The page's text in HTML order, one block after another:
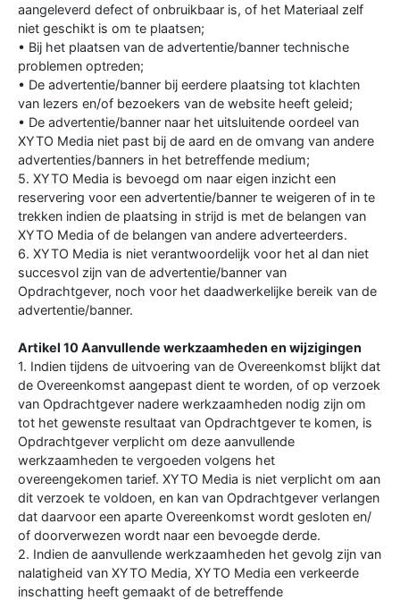
aangeleverd defect of onbruikbaar is, of het Materiaal zelf
niet geschikt is om te plaatsen;
• Bij het plaatsen van de advertentie/banner technische
problemen optreden;
• De advertentie/banner bij eerdere plaatsing tot klachten
van lezers en/of bezoekers van de website heeft geleid;
• De advertentie/banner naar het uitsluitende oordeel van
XYTO Media niet past bij de aard en de omvang van andere
advertenties/banners in het betreffende medium;
5. XYTO Media is bevoegd om naar eigen inzicht een
reservering voor een advertentie/banner te weigeren of in te
trekken indien de plaatsing in strijd is met de belangen van
XYTO Media of de belangen van andere adverteerders.
6. XYTO Media is niet verantwoordelijk voor het al dan niet
succesvol zijn van de advertentie/banner van
Opdrachtgever, noch voor het daadwerkelijke bereik van de
advertentie/banner.
Artikel 10 Aanvullende werkzaamheden en wijzigingen
1. Indien tijdens de uitvoering van de Overeenkomst blijkt dat
de Overeenkomst aangepast dient te worden, of op verzoek
van Opdrachtgever nadere werkzaamheden nodig zijn om
tot het gewenste resultaat van Opdrachtgever te komen, is
Opdrachtgever verplicht om deze aanvullende
werkzaamheden te vergoeden volgens het
overeengekomen tarief. XYTO Media is niet verplicht om aan
dit verzoek te voldoen, en kan van Opdrachtgever verlangen
dat daarvoor een aparte Overeenkomst wordt gesloten en/
of doorverwezen wordt naar een bevoegde derde.
2. Indien de aanvullende werkzaamheden het gevolg zijn van
nalatigheid van XYTO Media, XYTO Media een verkeerde
inschatting heeft gemaakt of de betreffende